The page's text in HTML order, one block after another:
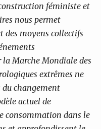
féministe et
nous permet
des moyens collectifs
la Marche Mondiale des
extrêmes ne
du changement
actuel de
consommation dans le